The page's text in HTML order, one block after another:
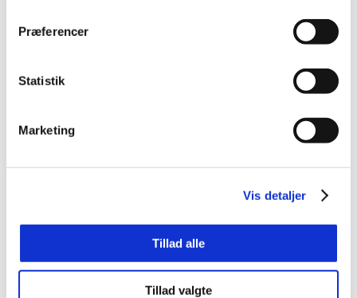
Præferencer
Statistik
Marketing
Vis detaljer
Tillad alle
Tillad valgte